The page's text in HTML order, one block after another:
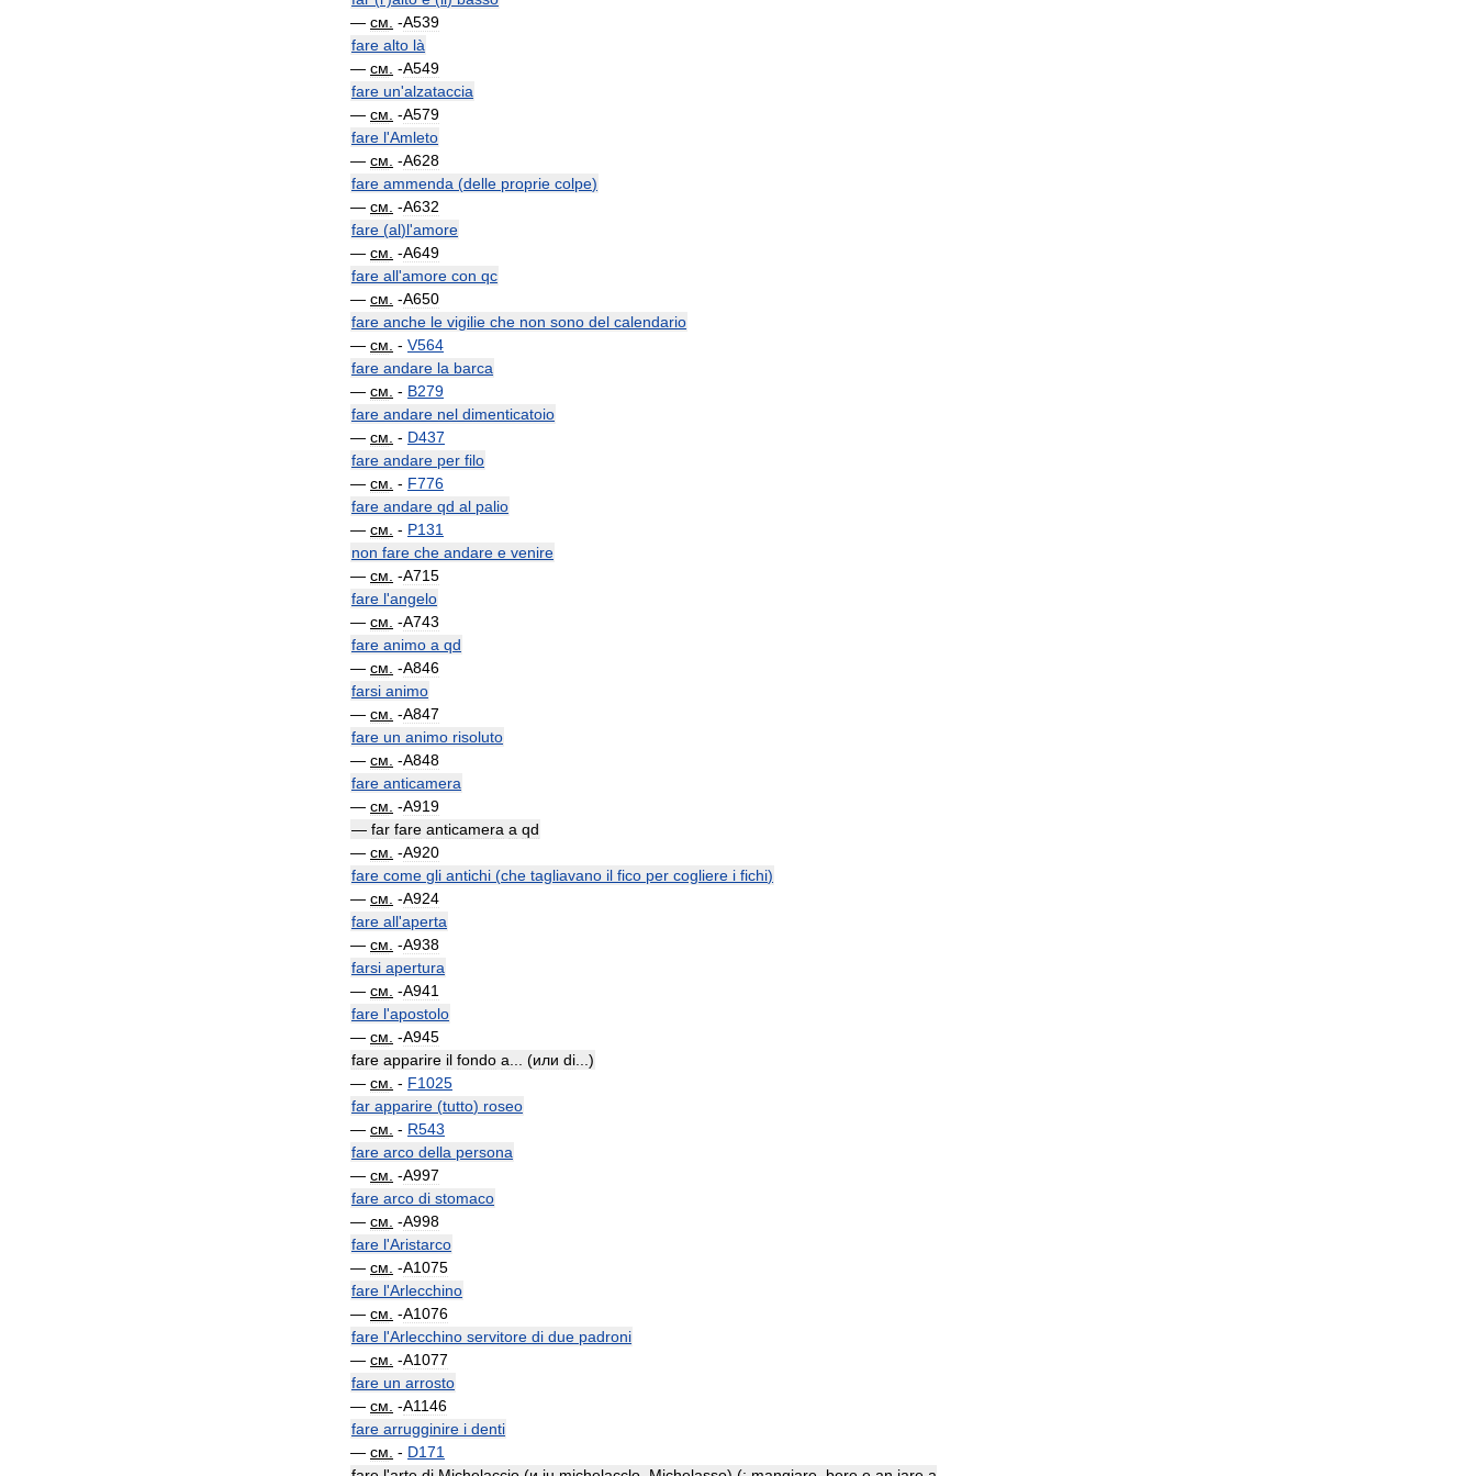
— см -A539
fare alto là
— см -A549
fare un'alzataccia
— см -A579
fare l'Amleto
— см -A628
fare ammenda (delle proprie colpe)
— см -A632
fare (al)l'amore
— см -A649
fare all'amore con qc
— см -A650
fare anche le vigilie che non sono del calendario
— см - V564
fare andare la barca
— см - B279
fare andare nel dimenticatoio
— см - D437
fare andare per filo
— см - F776
fare andare qd al palio
— см - P131
non fare che andare e venire
— см -A715
fare l'angelo
— см -A743
fare animo a qd
— см -A846
farsi animo
— см -A847
fare un animo risoluto
— см -A848
fare anticamera
— см -A919
— far fare anticamera a qd
— см -A920
fare come gli antichi (che tagliavano il fico per cogliere i fichi)
— см -A924
fare all'aperta
— см -A938
farsi apertura
— см -A941
fare l'apostolo
— см -A945
fare apparire il fondo a ... (или di ...)
— см - F1025
far apparire (tutto) roseo
— см - R543
fare arco della persona
— см -A997
fare arco di stomaco
— см -A998
fare l'Aristarco
— см -A1075
fare l'Arlecchino
— см -A1076
fare l'Arlecchino servitore di due padroni
— см -A1077
fare un arrosto
— см -A1146
fare arrugginire i denti
— см - D171